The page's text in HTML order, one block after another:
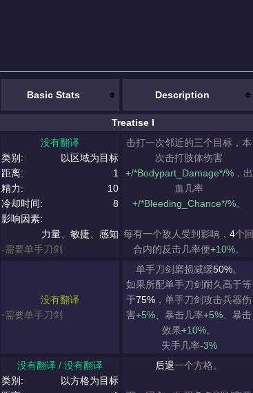
Basic Stats Description
Treatise I
没有翻译
类别:
以区域为目标
距离:
1
精力:
10
冷却时间:
8
影响因素:
力量、敏捷、感知
-需要单手刀剑
击打一次邻近的三个目标，本
次击打肢体伤害
+/*Bodypart_Damage*/%，出
血几率
+/*Bleeding_Chance*/%。
每有一个敌人受到影响， 4个回
合内的反击几率便+10%。
没有翻译
-需要单手刀剑
单手刀剑磨损减缓50%。
如果所配单手刀剑耐久高于等
于75% ，单手刀剑攻击兵器伤
害+5% 、暴击几率+5% 、暴击
效果+10%。
失手几率-3%
没有翻译 / 没有翻译
类别:
以方格为目标
后退一个方格。